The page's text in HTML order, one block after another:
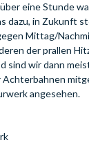
eine Stunde
dazu, in Zukunft
Mittag/
der prallen
sind wir dann
Achterbahnen
angesehen.